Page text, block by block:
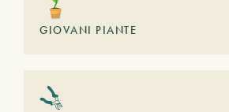
GIOVANI PIANTE